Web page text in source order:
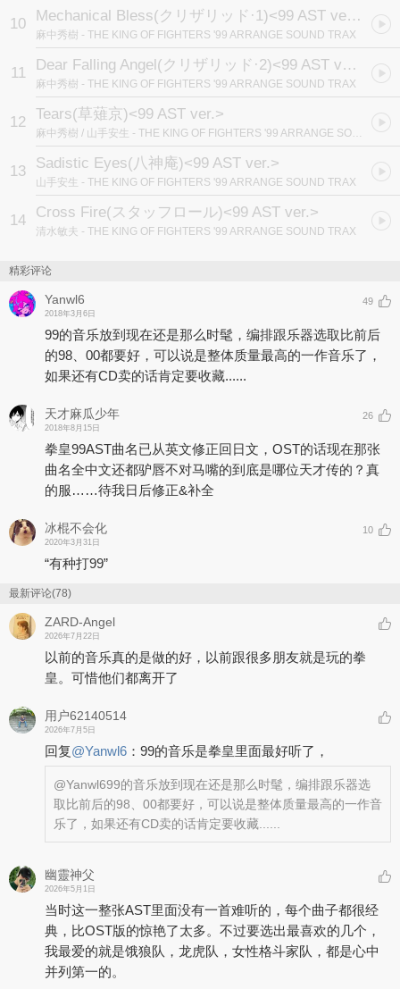
10 Mechanical Bless(クリザリッド·1)<99 AST ver.>
麻中秀樹 - THE KING OF FIGHTERS '99 ARRANGE SOUND TRAX
11 Dear Falling Angel(クリザリッド·2)<99 AST ver.>
麻中秀樹 - THE KING OF FIGHTERS '99 ARRANGE SOUND TRAX
12 Tears(草薙京)<99 AST ver.>
麻中秀樹 / 山手安生 - THE KING OF FIGHTERS '99 ARRANGE SOUND TRAX
13 Sadistic Eyes(八神庵)<99 AST ver.>
山手安生 - THE KING OF FIGHTERS '99 ARRANGE SOUND TRAX
14 Cross Fire(スタッフロール)<99 AST ver.>
清水敏夫 - THE KING OF FIGHTERS '99 ARRANGE SOUND TRAX
精彩评论
Yanwl6
2018年3月6日
49
99的音乐放到现在还是那么时髦，编排跟乐器选取比前后
的98、00都要好，可以说是整体质量最高的一作音乐了，
如果还有CD卖的话肯定要收藏......
天才麻瓜少年
2018年8月15日
26
拳皇99AST曲名已从英文修正回日文，OST的话现在那张
曲名全中文还都驴唇不对马嘴的到底是哪位天才传的？真
的服……待我日后修正&补全
冰棍不会化
2020年3月31日
10
“有种打99”
最新评论(78)
ZARD-Angel
2026年7月22日
以前的音乐真的是做的好，以前跟很多朋友就是玩的拳
皇。可惜他们都离开了
用户62140514
2026年7月5日
回复@Yanwl6 ： 99的音乐是拳皇里面最好听了，
@Yanwl699的音乐放到现在还是那么时髦，编排跟乐器选
取比前后的98、00都要好，可以说是整体质量最高的一作音
乐了，如果还有CD卖的话肯定要收藏......
幽靈神父
2026年5月1日
当时这一整张AST里面没有一首难听的，每个曲子都很经
典，比OST版的惊艳了太多。不过要选出最喜欢的几个，
我最爱的就是饿狼队，龙虎队，女性格斗家队，都是心中
并列第一的。